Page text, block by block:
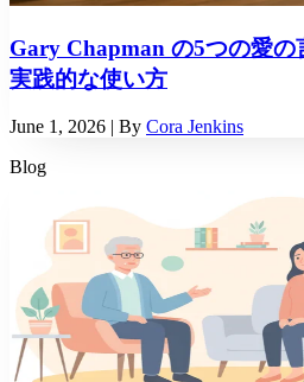
Gary Chapman の5つの愛の
実践的な使い方
June 1, 2026 | By Cora Jenkins
Blog